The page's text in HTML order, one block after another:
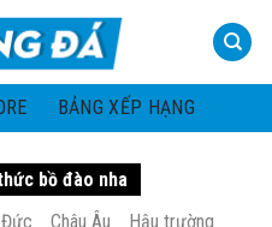
BẢNG XẾP HẠNG
bồ đào nha
Đức Châu Âu
Hậu trường